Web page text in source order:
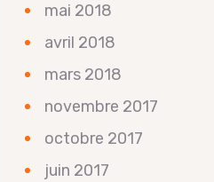
mai 2018
avril 2018
mars 2018
novembre 2017
octobre 2017
juin 2017